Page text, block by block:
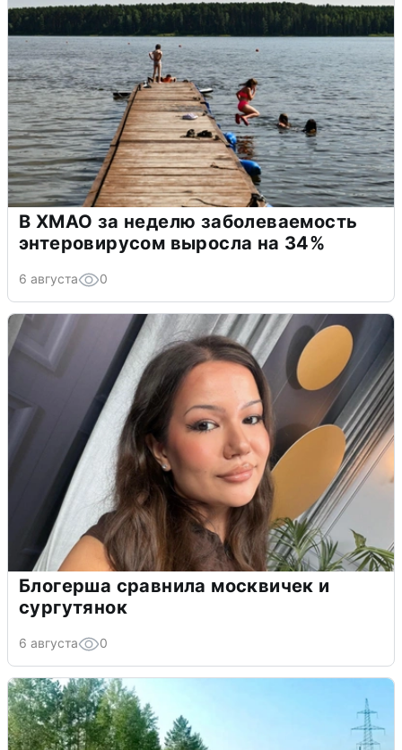
В ХМАО за неделю заболеваемость
энтеровирусом выросла на 34%
6 августа 0
Блогерша сравнила москвичек и
сургутянок
6 августа 0